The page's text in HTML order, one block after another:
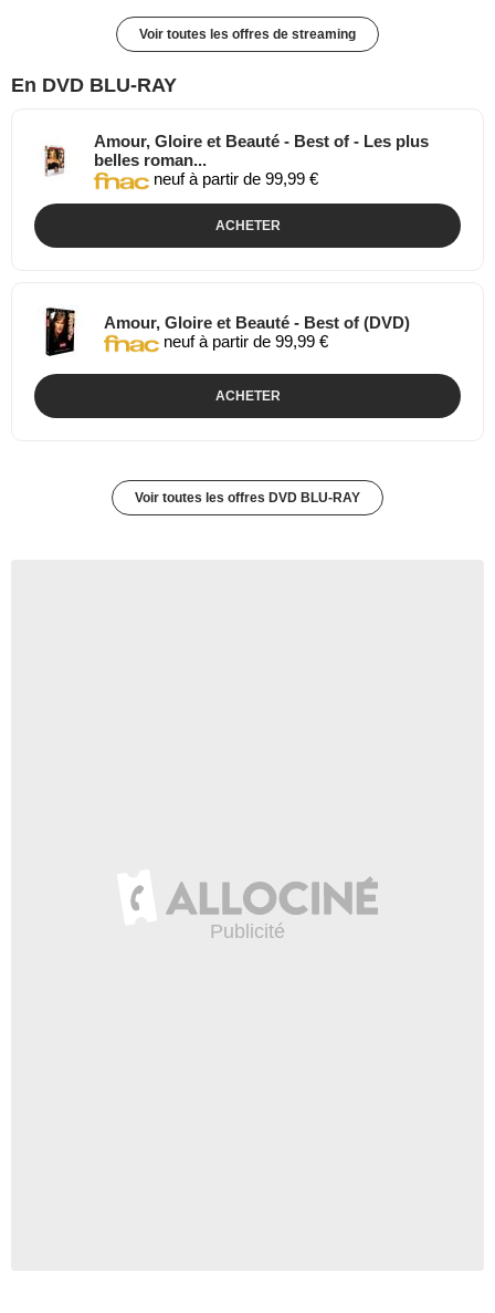
Voir toutes les offres de streaming
En DVD BLU-RAY
Amour, Gloire et Beauté - Best of - Les plus
belles roman...
neuf à partir de 99,99 €
ACHETER
Amour, Gloire et Beauté - Best of (DVD)
neuf à partir de 99,99 €
ACHETER
Voir toutes les offres DVD BLU-RAY